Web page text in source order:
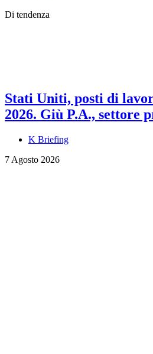
Di tendenza
Stati Uniti, posti di
2026. Giù P.A., settore
K Briefing
7 Agosto 2026